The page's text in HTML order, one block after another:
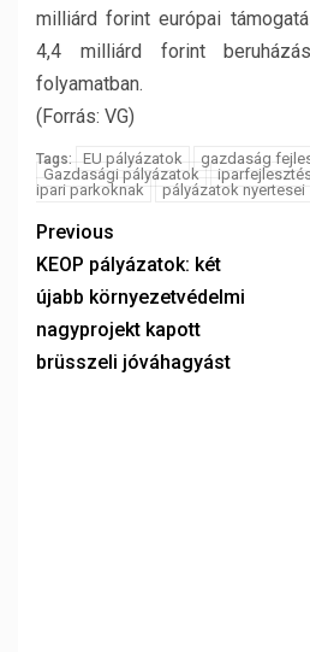
milliárd forint európai
4,4 milliárd forint
folyamatban.
(Forrás: VG)
Tags: EU pályázatok
gazdaság
Gazdasági pályázatok
ipari parkoknak
pályázatok nyertesei
Previous
KEOP pályázatok: két
újabb környezetvédelmi
nagyprojekt kapott
brüsszeli jóváhagyást